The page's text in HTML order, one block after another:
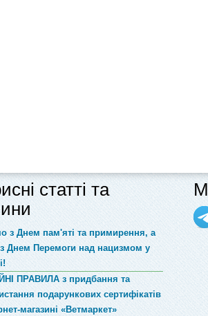
статті та
з Днем пам'яті та примирення, а
Днем Перемоги над нацизмом у
ПРАВИЛА з придбання та
подарункових сертифікатів
магазині «Ветмаркет»